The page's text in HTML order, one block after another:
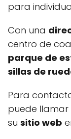
para
Con una
centro de
parque de
sillas de
Para
puede llamar
su sitio web